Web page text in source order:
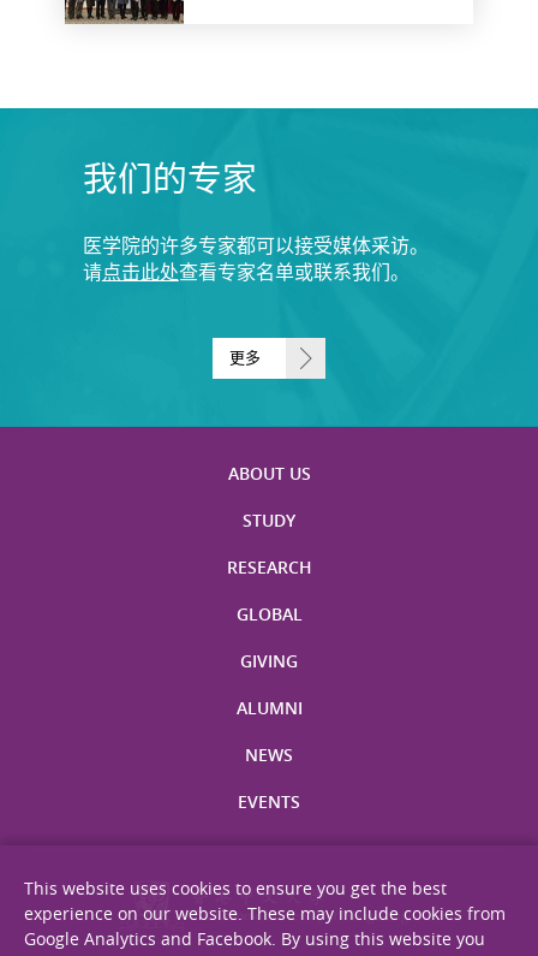
我们的专家
医学院的许多专家都可以接受媒体采访。
请点击此处查看专家名单或联系我们。
更多
ABOUT US
STUDY
RESEARCH
GLOBAL
GIVING
ALUMNI
NEWS
EVENTS
This website uses cookies to ensure you get the best
experience on our website. These may include cookies from
Google Analytics and Facebook. By using this website you